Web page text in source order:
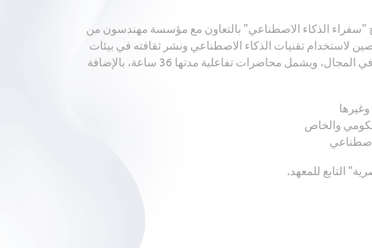
"سفراء الذكاء الاصطناعي" بالتعاون مع مؤسسة مهندسون من
لاستخدام تقنيات الذكاء الاصطناعي ونشر ثقافته في بيئات
العمل المختلفة. ويقدم التدريب نخبة من المتخصصين من أساتذة المعهد والخبراء في المجال، ويشمل محاضرات تفاعلية مدتها 36 ساعة، بالإضافة
التابع للمعهد.